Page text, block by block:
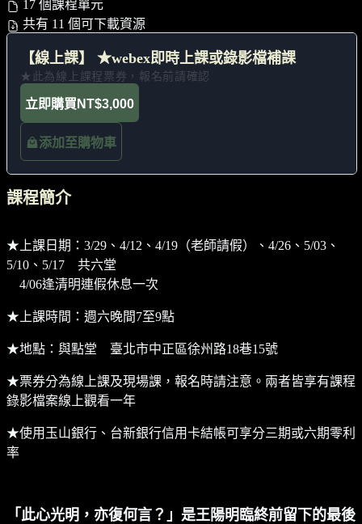
17 個課程單元
共有 11 個可下載資源
【線上課】 ★webex即時上課或錄影檔補課
★此為線上課程票券，報名前請確認
立即購買 NT$3,000
添加至購物車
課程簡介
★上課日期：3/29、4/12、4/19（老師請假）、4/26、5/03、
5/10、5/17 共六堂
4/06逢清明連假休息一次
★上課時間：週六晚間7至9點
★地點：與點堂 臺北市中正區徐州路18巷15號
★票券分為線上課及現場課，報名時請注意。兩者皆享有課程
錄影檔案線上觀看一年
★使用玉山銀行、台新銀行信用卡結帳可享分三期或六期零利
率
「此心光明，亦復何言？」是王陽明臨終前留下的最後